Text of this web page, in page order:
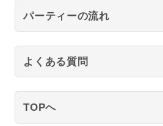
パーティーの流れ
よくある質問
TOPへ